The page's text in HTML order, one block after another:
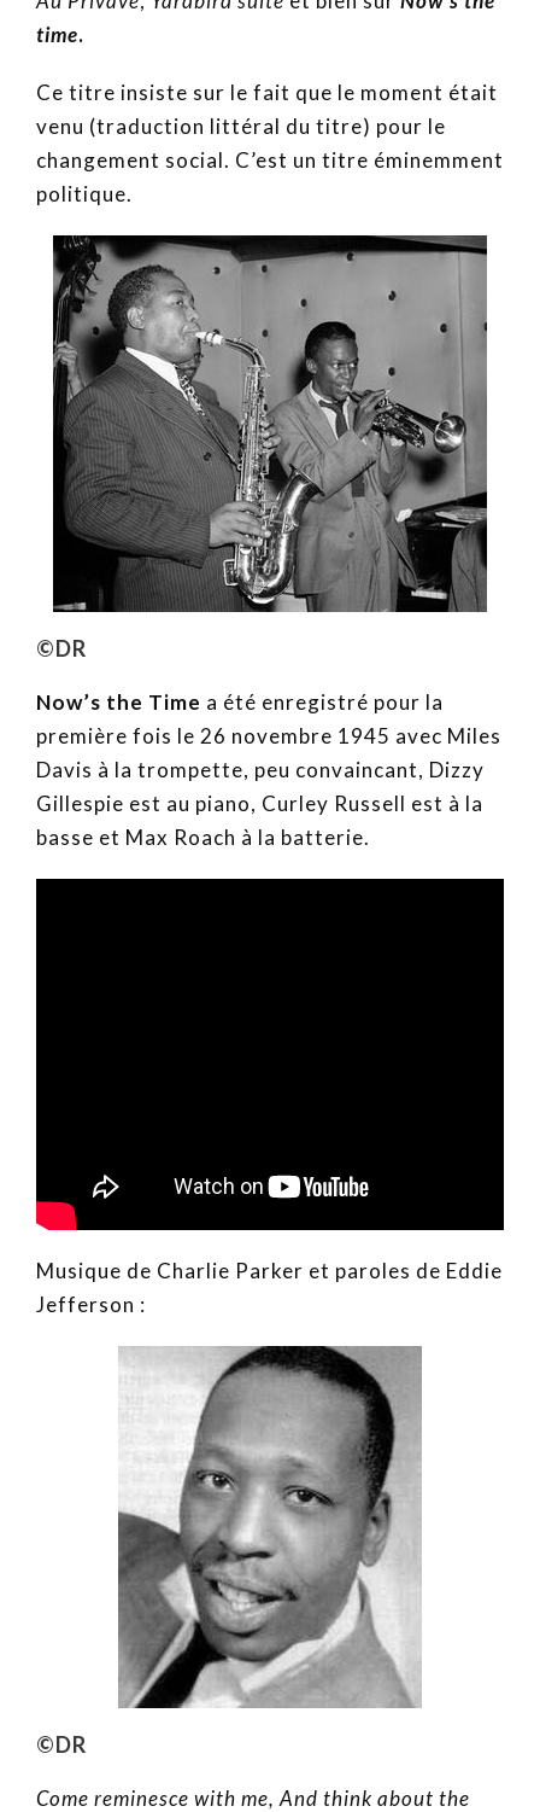
time.
Ce titre insiste sur le fait que le moment était
venu (traduction littéral du titre) pour le
changement social. C’est un titre éminemment
politique.
©DR
Now’s the Time a été enregistré pour la
première fois le 26 novembre 1945 avec Miles
Davis à la trompette, peu convaincant, Dizzy
Gillespie est au piano, Curley Russell est à la
basse et Max Roach à la batterie.
Musique de Charlie Parker et paroles de Eddie
Jefferson :
©DR
Come reminesce with me, And think about the